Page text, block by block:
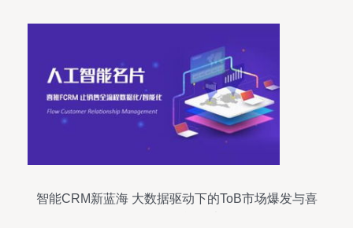
智能CRM新蓝海 大数据驱动下的ToB市场爆发与喜